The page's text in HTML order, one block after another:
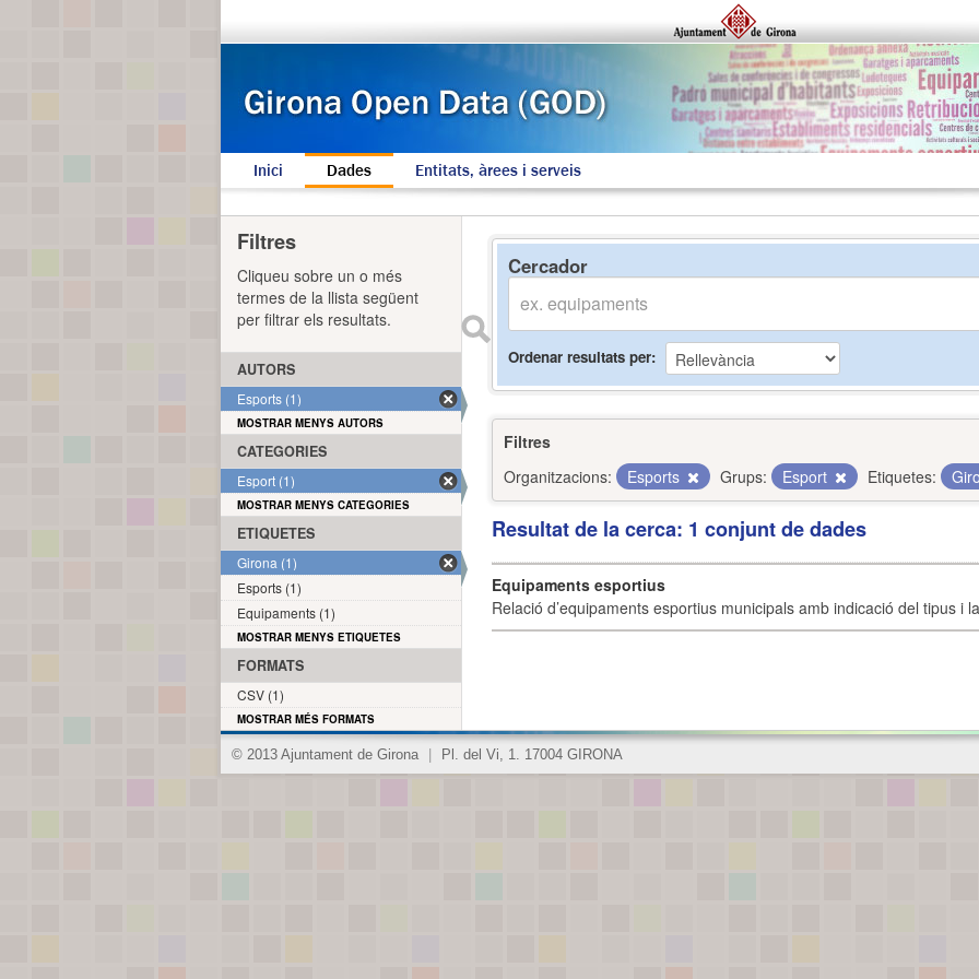
Inici Dades Entitats, àrees i serveis
Cercador
Ordenar resultats per
Filtres
Organitzacions:
Esports Grups: Esport Etiquetes:
Resultat de la cerca: 1 conjunt de dades
Equipaments esportius
Relació d’equipaments esportius municipals amb indicació del tipus i
Filtres
Cliqueu sobre un o més
termes de la llista següent
per filtrar els resultats.
AUTORS
Esports (1)
MOSTRAR MENYS AUTORS
CATEGORIES
Esport (1)
MOSTRAR MENYS CATEGORIES
ETIQUETES
Girona (1)
Esports (1)
Equipaments (1)
MOSTRAR MENYS ETIQUETES
FORMATS
CSV (1)
MOSTRAR MÉS FORMATS
© 2013 Ajuntament de Girona Pl. del Vi, 1. 17004 GIRONA